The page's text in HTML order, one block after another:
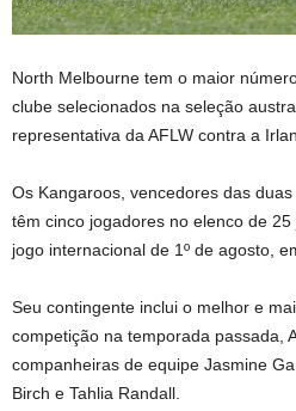
North Melbourne tem o maior
clube selecionados na seleção
representativa da AFLW contra a
Os Kangaroos, vencedores das duas
têm cinco jogadores no elenco de
jogo internacional de 1º de agosto,
Seu contingente inclui o melhor e
competição na temporada passada,
companheiras de equipe Jasmine
Birch e Tahlia Randall.